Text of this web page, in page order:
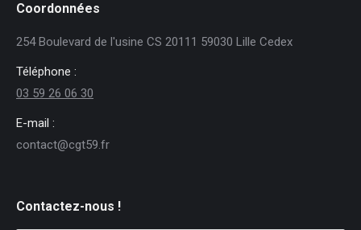
Coordonnées
254 Boulevard de l'usine CS 20111 59030 Lille Cedex
Téléphone :
03 59 26 06 30
E-mail :
contact@cgt59.fr
Contactez-nous !